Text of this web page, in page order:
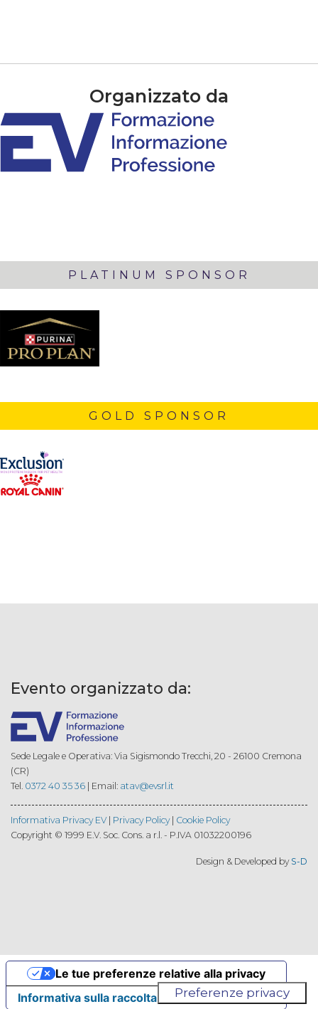
Organizzato da
PLATINUM SPONSOR
GOLD SPONSOR
Evento organizzato da:
Sede Legale e Operativa: Via Sigismondo Trecchi, 20 - 26100 Cremona
(CR)
Tel. 0372 40 35 36 | Email: atav@evsrl.it
Informativa Privacy EV| Privacy Policy| Cookie Policy
Copyright © 1999 E.V. Soc. Cons. a r.l. - P.IVA 01032200196
Design & Developed by S-D
Informativa sulla raccolta
Le tue preferenze relative alla privacy